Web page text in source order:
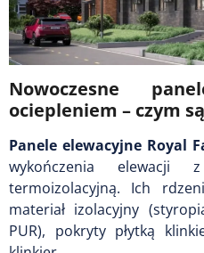
Nowoczesne
ociepleniem – czym
Panele elewacyjne Royal
wykończenia elewacji
termoizolacyjną. Ich
materiał izolacyjny
PUR), pokryty płytką